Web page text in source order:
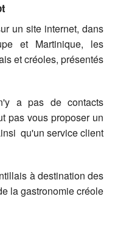
un site internet, dans
et Martinique, les
et créoles, présentés
a pas de contacts
pas vous proposer un
qu'un service client
à destination des
la gastronomie créole